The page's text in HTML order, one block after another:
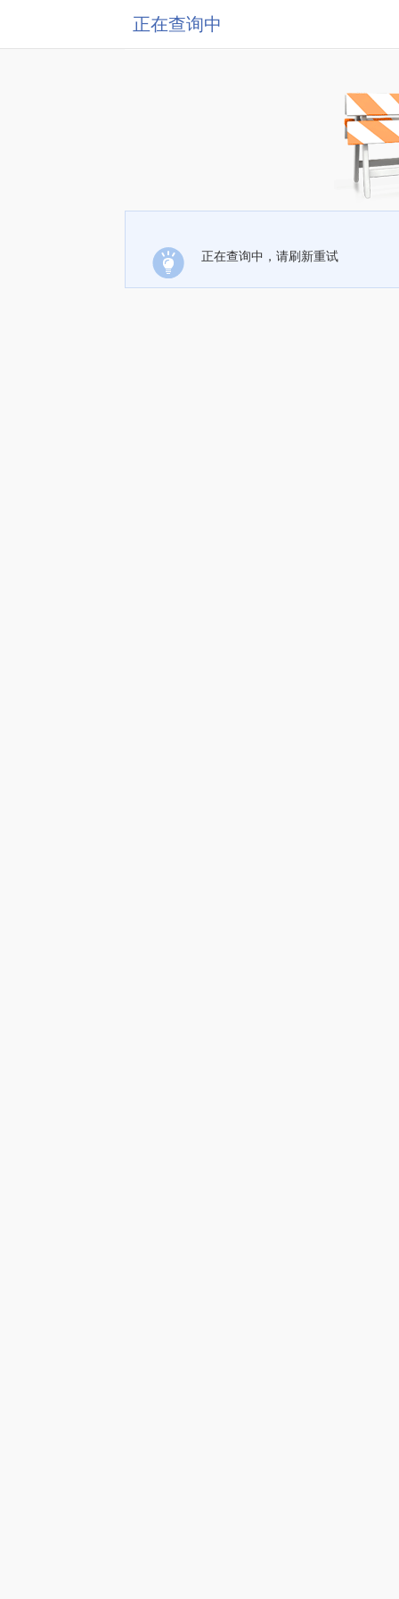
正在查询中
正在查询中，请刷新重试